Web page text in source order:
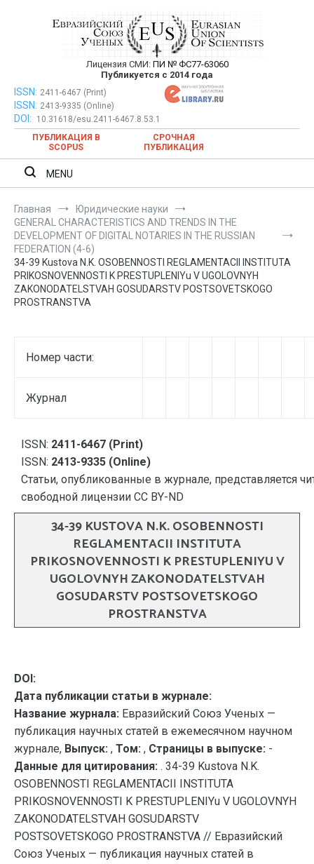
Евразийский Союз Ученых —
публикация научных статей в
ежемесячном научном журнале
Лицензия СМИ: ПИ № ФС77-63060
Публикуется с 2014 года
Евразийский Союз Ученых — публикация научных статей в
ежемесячном научном журнале
ISSN: 2411-6467 (Print)
ISSN: 2413-9335 (Online)
DOI:
10.31618/esu.2411-6467.8.53.1
ПУБЛИКАЦИЯ В
SCOPUS
СРОЧНАЯ
ПУБЛИКАЦИЯ
MENU
Главная
Юридические науки
GENERAL CHARACTERISTICS AND TRENDS IN THE
DEVELOPMENT OF DIGITAL NOTARIES IN THE RUSSIAN
FEDERATION (4-6)
34-39 Kustova N.K. OSOBENNOSTI REGLAMENTACII INSTITUTA
PRIKOSNOVENNOSTI K PRESTUPLENIYu V UGOLOVNYH
ZAKONODATELSTVAH GOSUDARSTV POSTSOVETSKOGO
PROSTRANSTVA
Номер части:
Журнал
ISSN: 2411-6467 (Print)
ISSN: 2413-9335 (Online)
Статьи, опубликованные в журнале, представляется
свободной лицензии CC BY-ND
34-39 KUSTOVA N.K. OSOBENNOSTI
REGLAMENTACII INSTITUTA
PRIKOSNOVENNOSTI K PRESTUPLENIYU V
UGOLOVNYH ZAKONODATELSTVAH
GOSUDARSTV POSTSOVETSKOGO
PROSTRANSTVA
DOI:
Дата публикации статьи в журнале:
Название журнала: Евразийский Союз Ученых —
публикация научных статей в ежемесячном научном
журнале, Выпуск: , Том: , Страницы в выпуске: -
Данные для цитирования: . 34-39 Kustova N.K.
OSOBENNOSTI REGLAMENTACII INSTITUTA
PRIKOSNOVENNOSTI K PRESTUPLENIYu V UGOLOVNYH
ZAKONODATELSTVAH GOSUDARSTV
POSTSOVETSKOGO PROSTRANSTVA // Евразийский
Союз Ученых — публикация научных статей в